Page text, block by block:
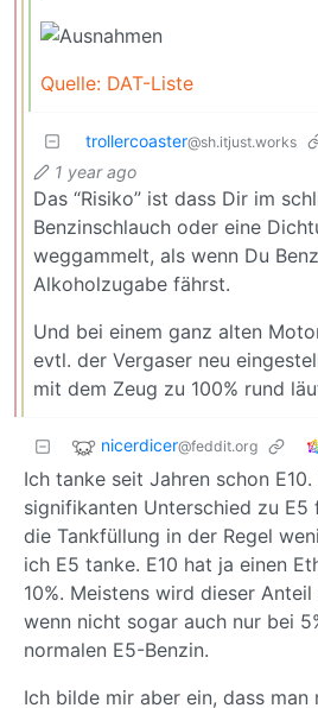
Quelle: DAT-Liste
trollercoaster@sh.itjust.works
1 year ago
Das “Risiko” ist dass Dir im
Benzinschlauch oder eine
weggammelt, als wenn Du
Alkoholzugabe fährst.
Und bei einem ganz alten
evtl. der Vergaser neu
mit dem Zeug zu 100% rund
nicerdicer@feddit.org
Ich tanke seit Jahren schon
signifikanten Unterschied zu E5
die Tankfüllung in der Regel
ich E5 tanke. E10 hat ja einen
10%. Meistens wird dieser
wenn nicht sogar auch nur bei
normalen E5-Benzin.
Ich bilde mir aber ein, dass man